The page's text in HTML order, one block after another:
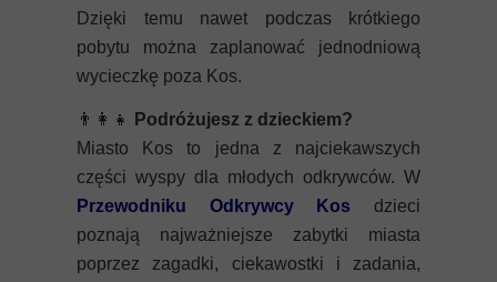
Dzięki temu nawet podczas krótkiego
pobytu można zaplanować jednodniową
wycieczkę poza Kos.
👨‍👩‍👧
Podróżujesz z dzieckiem?
Miasto Kos to jedna z najciekawszych
części wyspy dla młodych odkrywców. W
Przewodniku Odkrywcy Kos dzieci
poznają najważniejsze zabytki miasta
poprzez zagadki, ciekawostki i zadania,